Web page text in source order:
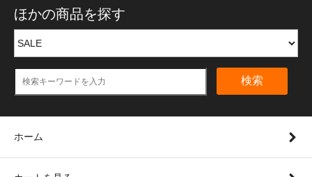
ほかの商品を探す
検索
ホーム